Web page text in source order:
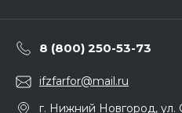
8 (800) 250-53-73
ifzfarfor@mail.ru
г. Нижний Новгород, ул.